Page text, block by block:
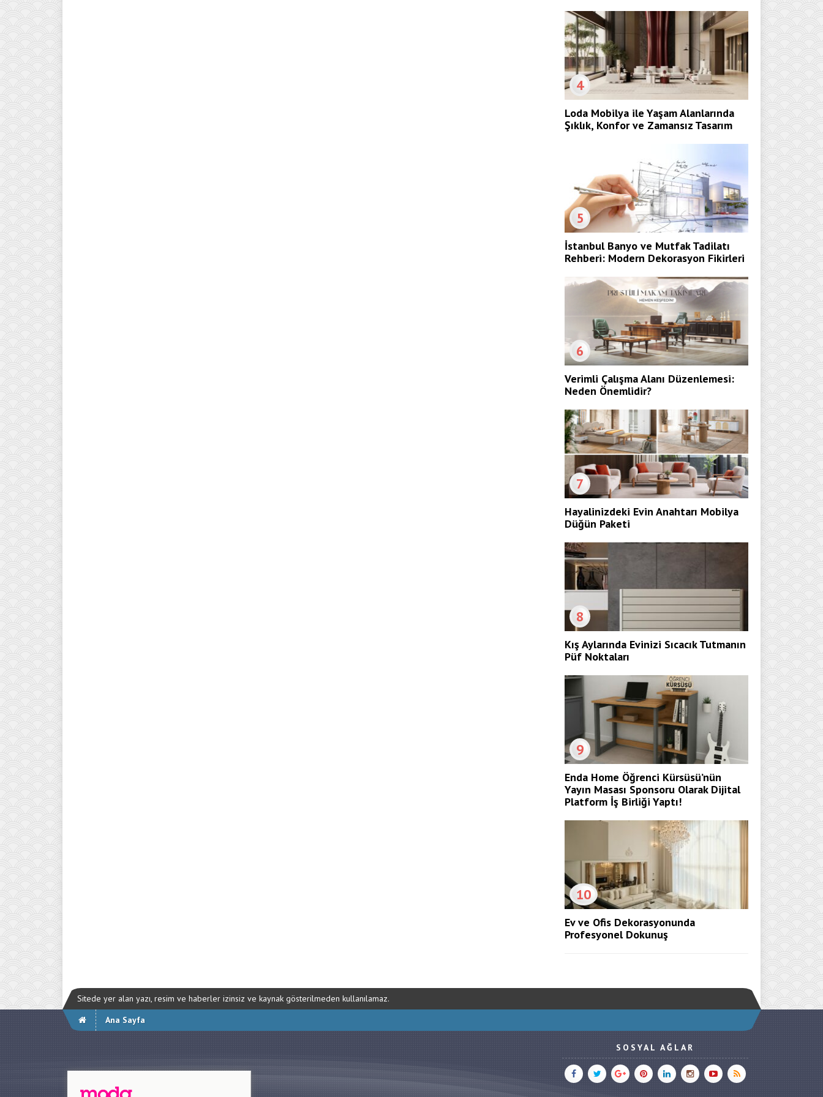
4
Loda Mobilya ile Yaşam Alanlarında
Şıklık, Konfor ve Zamansız Tasarım
5
İstanbul Banyo ve Mutfak Tadilatı
Rehberi: Modern Dekorasyon Fikirleri
6
Verimli Çalışma Alanı Düzenlemesi:
Neden Önemlidir?
7
Hayalinizdeki Evin Anahtarı Mobilya
Düğün Paketi
8
Kış Aylarında Evinizi Sıcacık Tutmanın
Püf Noktaları
9
Enda Home Öğrenci Kürsüsü’nün
Yayın Masası Sponsoru Olarak Dijital
Platform İş Birliği Yaptı!
10
Ev ve Ofis Dekorasyonunda
Profesyonel Dokunuş
Sitede yer alan yazı, resim ve haberler izinsiz ve kaynak gösterilmeden kullanılamaz.
Ana Sayfa
SOSYAL AĞLAR